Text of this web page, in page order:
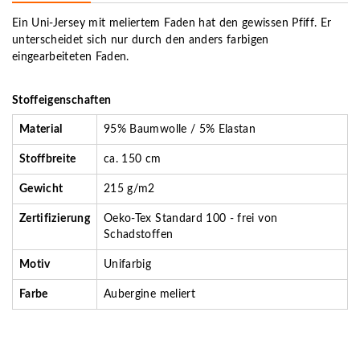
Ein Uni-Jersey mit meliertem Faden hat den gewissen Pfiff. Er
unterscheidet sich nur durch den anders farbigen
eingearbeiteten Faden.
Stoffeigenschaften
Material 95% Baumwolle / 5% Elastan
Stoffbreite ca. 150 cm
Gewicht 215 g/m2
Zertifizierung
Oeko-Tex Standard 100 - frei von
Schadstoffen
Motiv Unifarbig
Farbe Aubergine meliert